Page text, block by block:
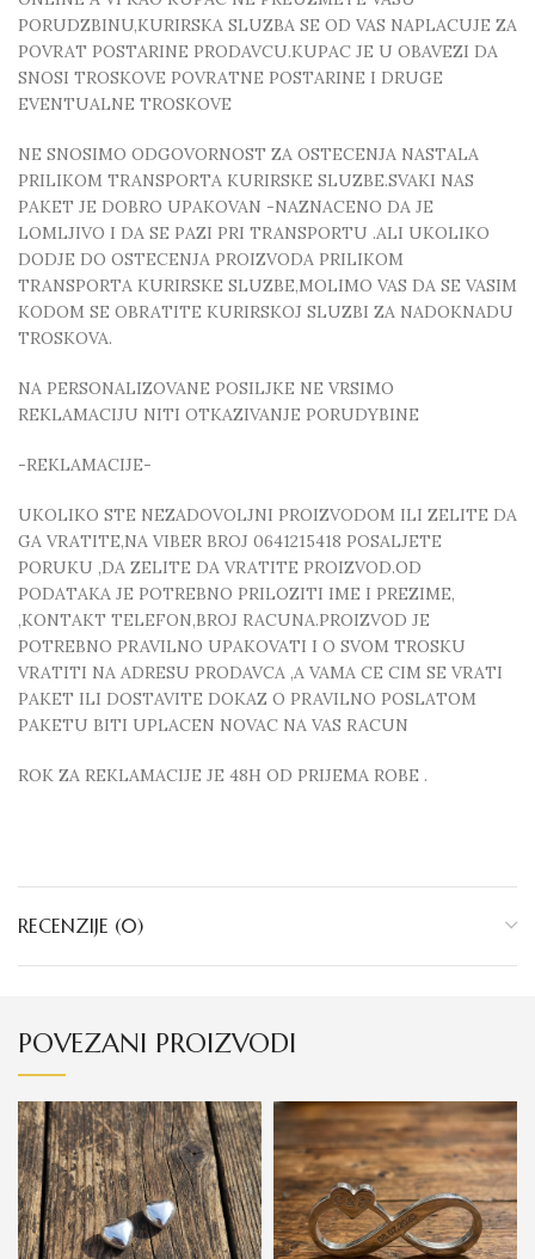
PORUDZBINU,KURIRSKA SLUZBA SE OD VAS NAPLACUJE ZA
POVRAT POSTARINE PRODAVCU.KUPAC JE U OBAVEZI DA
SNOSI TROSKOVE POVRATNE POSTARINE I DRUGE
EVENTUALNE TROSKOVE
NE SNOSIMO ODGOVORNOST ZA OSTECENJA NASTALA
PRILIKOM TRANSPORTA KURIRSKE SLUZBE.SVAKI NAS
PAKET JE DOBRO UPAKOVAN -NAZNACENO DA JE
LOMLJIVO I DA SE PAZI PRI TRANSPORTU .ALI UKOLIKO
DODJE DO OSTECENJA PROIZVODA PRILIKOM
TRANSPORTA KURIRSKE SLUZBE,MOLIMO VAS DA SE VASIM
KODOM SE OBRATITE KURIRSKOJ SLUZBI ZA NADOKNADU
TROSKOVA.
NA PERSONALIZOVANE POSILJKE NE VRSIMO
REKLAMACIJU NITI OTKAZIVANJE PORUDYBINE
-REKLAMACIJE-
UKOLIKO STE NEZADOVOLJNI PROIZVODOM ILI ZELITE DA
GA VRATITE,NA VIBER BROJ 0641215418 POSALJETE
PORUKU ,DA ZELITE DA VRATITE PROIZVOD.OD
PODATAKA JE POTREBNO PRILOZITI IME I PREZIME,
,KONTAKT TELEFON,BROJ RACUNA.PROIZVOD JE
POTREBNO PRAVILNO UPAKOVATI I O SVOM TROSKU
VRATITI NA ADRESU PRODAVCA ,A VAMA CE CIM SE VRATI
PAKET ILI DOSTAVITE DOKAZ O PRAVILNO POSLATOM
PAKETU BITI UPLACEN NOVAC NA VAS RACUN
ROK ZA REKLAMACIJE JE 48H OD PRIJEMA ROBE .
RECENZIJE (0)
POVEZANI PROIZVODI